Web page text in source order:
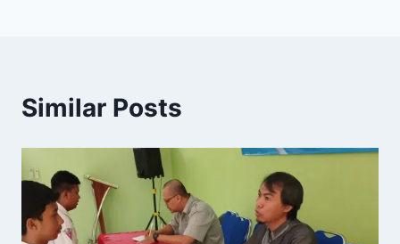
Similar Posts